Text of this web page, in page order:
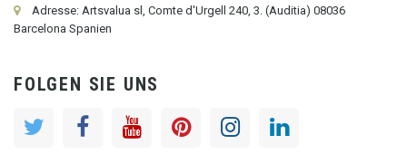
Adresse: Artsvalua sl, Comte d'Urgell 240, 3. (Auditia) 08036
Barcelona Spanien
FOLGEN SIE UNS